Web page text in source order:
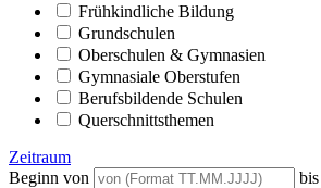
Frühkindliche Bildung
Grundschulen
Oberschulen & Gymnasien
Gymnasiale Oberstufen
Berufsbildende Schulen
Querschnittsthemen
Zeitraum
Beginn von
bis